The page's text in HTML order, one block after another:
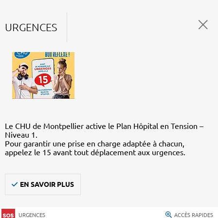
URGENCES
Le CHU de Montpellier active le Plan Hôpital en Tension –
Niveau 1.
Pour garantir une prise en charge adaptée à chacun,
appelez le 15 avant tout déplacement aux urgences.
EN SAVOIR PLUS
URGENCES ACCÈS RAPIDES